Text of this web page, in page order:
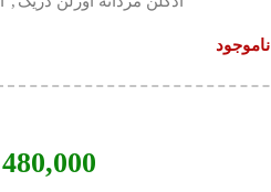
ناموجود
480,000